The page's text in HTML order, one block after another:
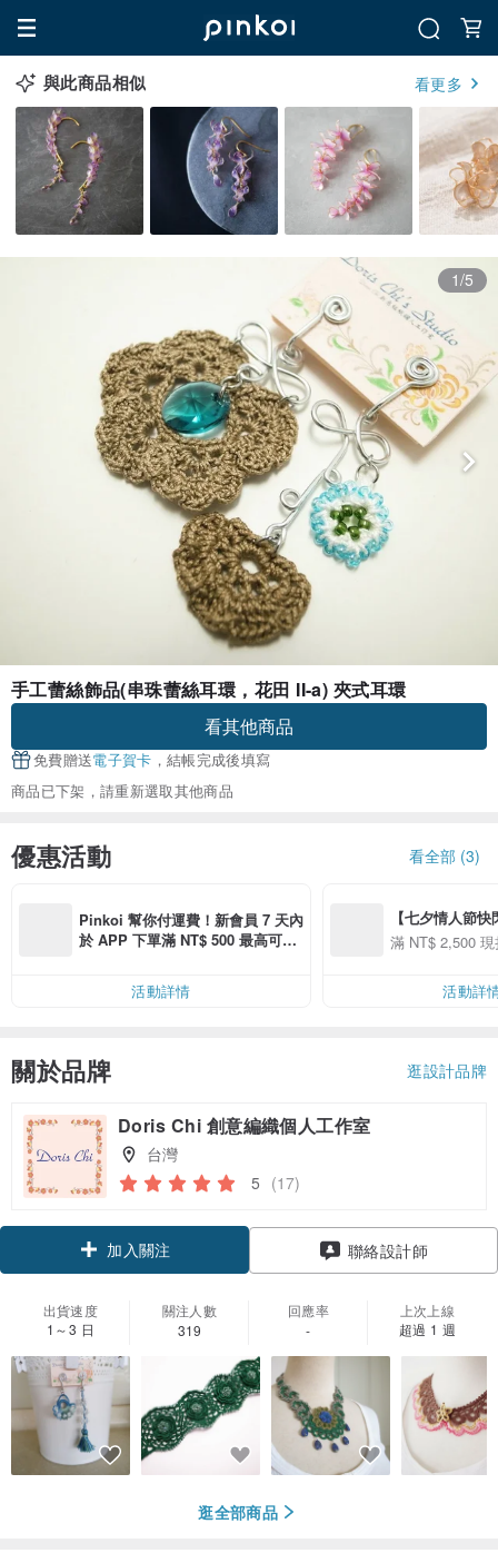
與此商品相似 看更多
1/5
手工蕾絲飾品(串珠蕾絲耳環，花田 II-a) 夾式耳環
看其他商品
免費贈送電子賀卡 ，結帳完成後填寫
商品已下架，請重新選取其他商品
優惠活動 看全部 (3)
Pinkoi 幫你付運費！新會員 7 天內
於 APP 下單滿 NT$ 500 最高可折
活動詳情
【七夕情人節
用 APP 購買任
00 現折 NT$100
滿 NT$ 2,500
活動詳
關於品牌 逛設計品牌
Doris Chi 創意編織個人工作室
台灣
5 (17)
加入關注 聯絡設計師
出貨速度
1～3 日
關注人數
319
回應率
-
上次上線
超過 1 週
逛全部商品